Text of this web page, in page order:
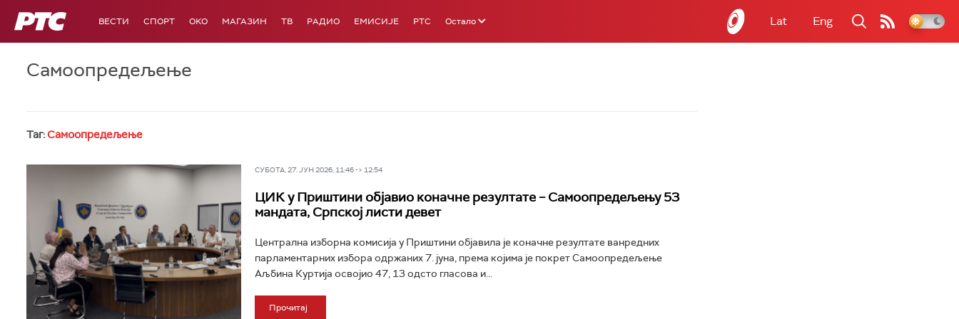
РТС ВЕСТИ СПОРТ OKO МАГАЗИН ТВ РАДИО ЕМИСИЈЕ РТС Остало Lat Eng
Самоопредељење
Таг:Самоопредељење
СУБОТА, 27. ЈУН 2026, 11:46 -> 12:54
ЦИК у Приштини објавио коначне резултате – Самоопредељењу 53
мандата, Српској листи девет
Централна изборна комисија у Приштини објавила је коначне резултате ванредних
парламентарних избора одржаних 7. јуна, према којима је покрет Самоопредељење
Аљбина Куртија освојио 47, 13 одсто гласова и...
Прочитај